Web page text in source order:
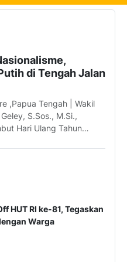
di Tengah Jalan
,Papua Tengah | Wakil
S.Sos., M.Si.,
Hari Ulang Tahun…
HUT RI ke-81, Tegaskan
Warga